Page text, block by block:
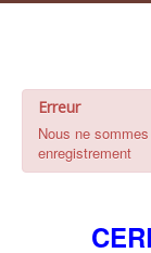
Erreur
Nous ne
enregistrement